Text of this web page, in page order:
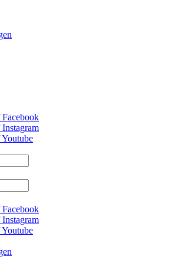
Facebook
Youtube
Facebook
Youtube